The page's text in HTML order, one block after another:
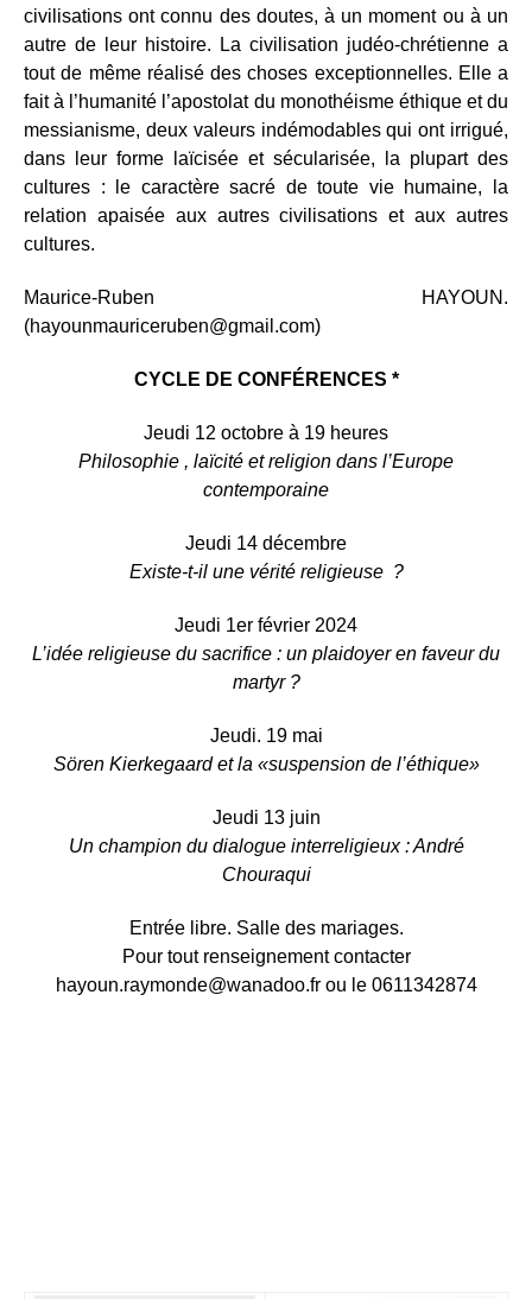
civilisations ont connu des doutes, à un moment ou à un
autre de leur histoire. La civilisation judéo-chrétienne a
tout de même réalisé des choses exceptionnelles. Elle a
fait à l’humanité l’apostolat du monothéisme éthique et du
messianisme, deux valeurs indémodables qui ont irrigué,
dans leur forme laïcisée et sécularisée, la plupart des
cultures : le caractère sacré de toute vie humaine, la
relation apaisée aux autres civilisations et aux autres
cultures.
Maurice-Ruben HAYOUN.
(hayounmauriceruben@gmail.com)
CYCLE DE CONFÉRENCES *
Jeudi 12 octobre à 19 heures
Philosophie , laïcité et religion dans l’Europe
contemporaine
Jeudi 14 décembre
Existe-t-il une vérité religieuse ?
Jeudi 1er février 2024
L’idée religieuse du sacrifice : un plaidoyer en faveur du
martyr ?
Jeudi. 19 mai
Sören Kierkegaard et la «suspension de l’éthique»
Jeudi 13 juin
Un champion du dialogue interreligieux : André
Chouraqui
Entrée libre. Salle des mariages.
Pour tout renseignement contacter
hayoun.raymonde@wanadoo.fr ou le 0611342874